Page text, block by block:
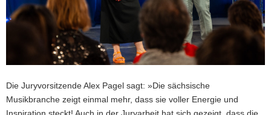
Die Juryvorsitzende Alex Pagel sagt: »Die sächsische
Musikbranche zeigt einmal mehr, dass sie voller Energie und